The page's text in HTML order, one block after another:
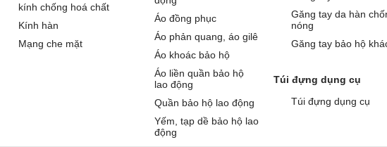
kính chống hoá chất
Kính hàn
Mạng che mặt
Áo đồng phục
Áo phản quang, áo gilê
Áo khoác bảo hộ
Áo liền quần bảo hộ
lao động
Quần bảo hộ lao động
Yếm, tạp dề bảo hộ lao
động
Găng tay da hàn
nóng
Găng tay bảo hộ
Túi đựng dụng cụ
Túi đựng dụng cụ